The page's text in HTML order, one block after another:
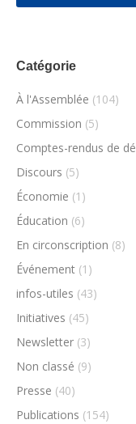
Catégorie
À l'Assemblée (104)
Commission (5)
Comptes-rendus de
Discours (5)
Économie (1)
Éducation (6)
En circonscription (8)
Événement (1)
infos-utiles (43)
Initiatives (45)
Newsletter (3)
Non classé (9)
Presse (40)
Publications (154)